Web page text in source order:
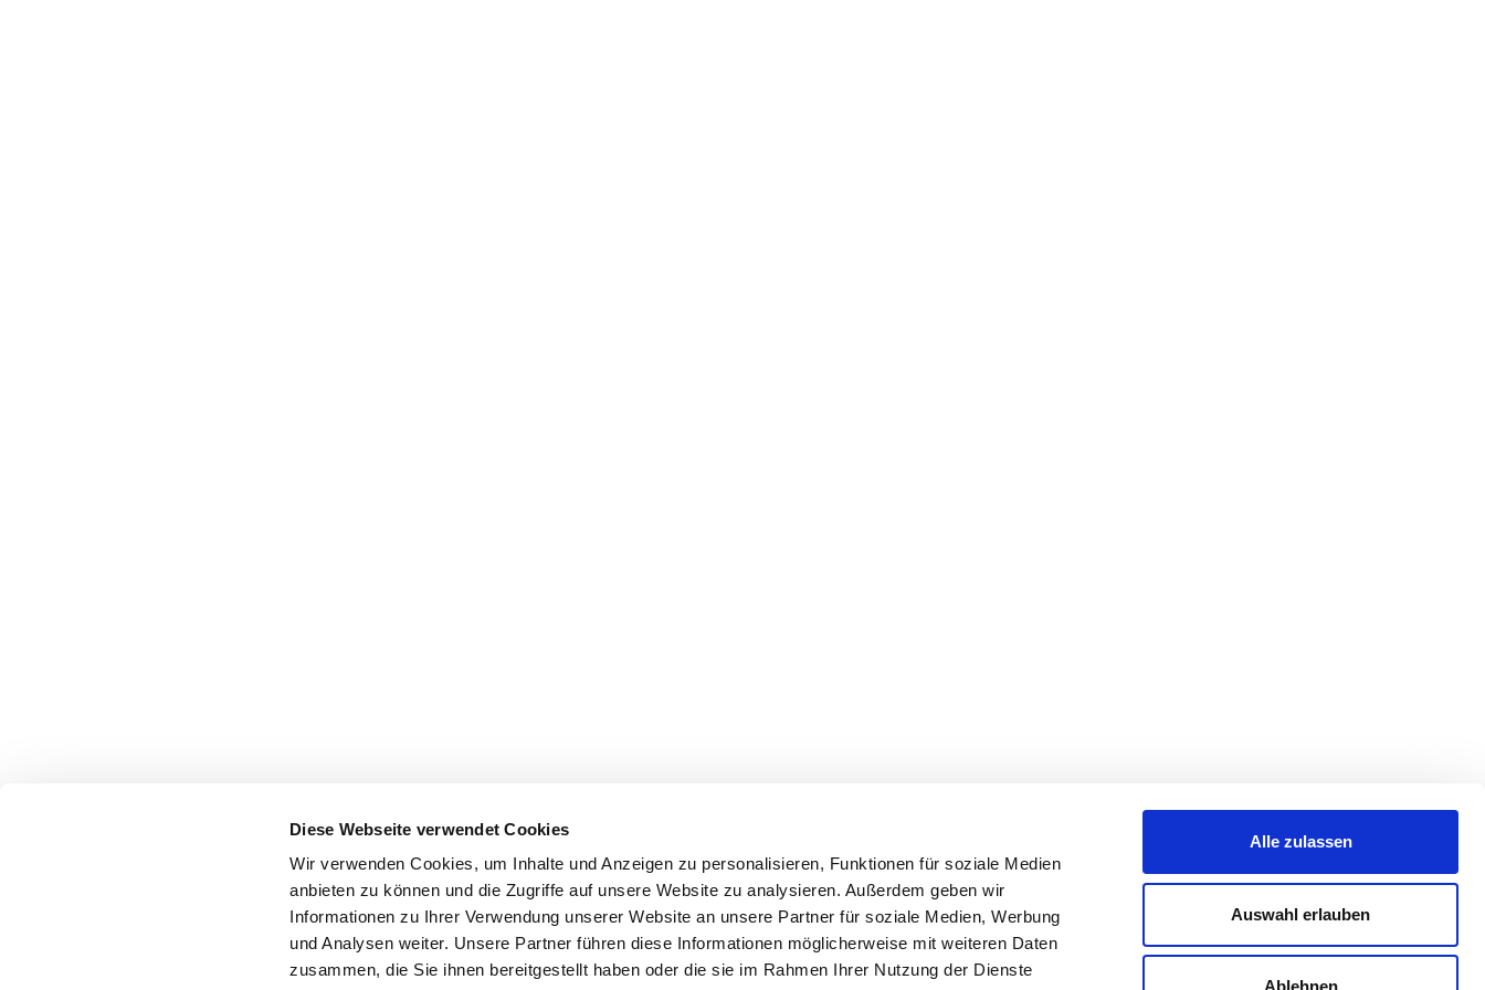
Diese Webseite verwendet Cookies
Wir verwenden Cookies, um Inhalte und Anzeigen zu personalisieren, Funktionen für soziale Medien
anbieten zu können und die Zugriffe auf unsere Website zu analysieren. Außerdem geben wir
Informationen zu Ihrer Verwendung unserer Website an unsere Partner für soziale Medien, Werbung
und Analysen weiter. Unsere Partner führen diese Informationen möglicherweise mit weiteren Daten
zusammen, die Sie ihnen bereitgestellt haben oder die sie im Rahmen Ihrer Nutzung der Dienste
Alle zulassen
Auswahl erlauben
Ablehnen